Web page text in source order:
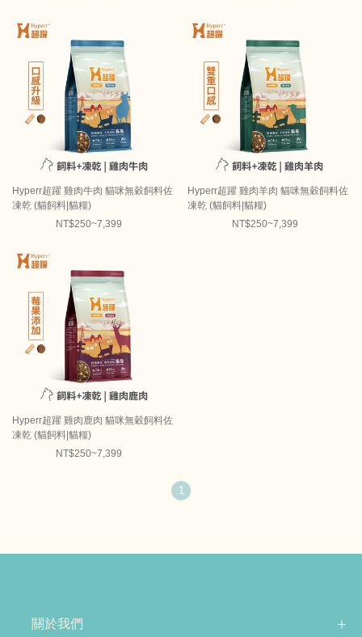
Hyperr超躍 雞肉牛肉 貓咪無穀飼料佐
凍乾 (貓飼料|貓糧)
NT$250~7,399
Hyperr超躍 雞肉羊肉 貓咪無穀飼料佐
凍乾 (貓飼料|貓糧)
NT$250~7,399
Hyperr超躍 雞肉鹿肉 貓咪無穀飼料佐
凍乾 (貓飼料|貓糧)
NT$250~7,399
1
關於我們